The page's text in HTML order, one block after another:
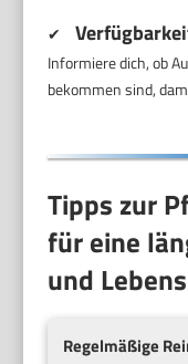
✔
Informiere dich, ob
bekommen sind,
Tipps zur
für eine
und
Regelmäßige